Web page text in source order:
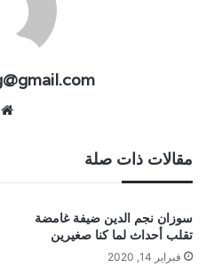
مقالات ذات صلة
سوزان نجم الدين ضيفة غامضة
تقلب أحداث لما كنا صغيرين
فبراير 14, 2020